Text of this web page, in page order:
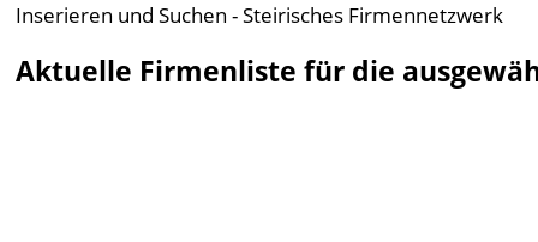
Inserieren und Suchen - Steirisches Firmennetzwerk
Aktuelle Firmenliste für die